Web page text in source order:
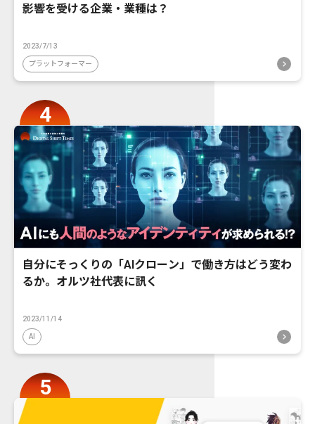
影響を受ける企業・業種は？
2023/7/13
プラットフォーマー
自分にそっくりの「AIクローン」で働き方はどう変わ
るか。オルツ社代表に訊く
2023/11/14
AI